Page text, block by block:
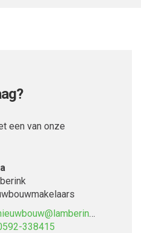
een van onze
338415